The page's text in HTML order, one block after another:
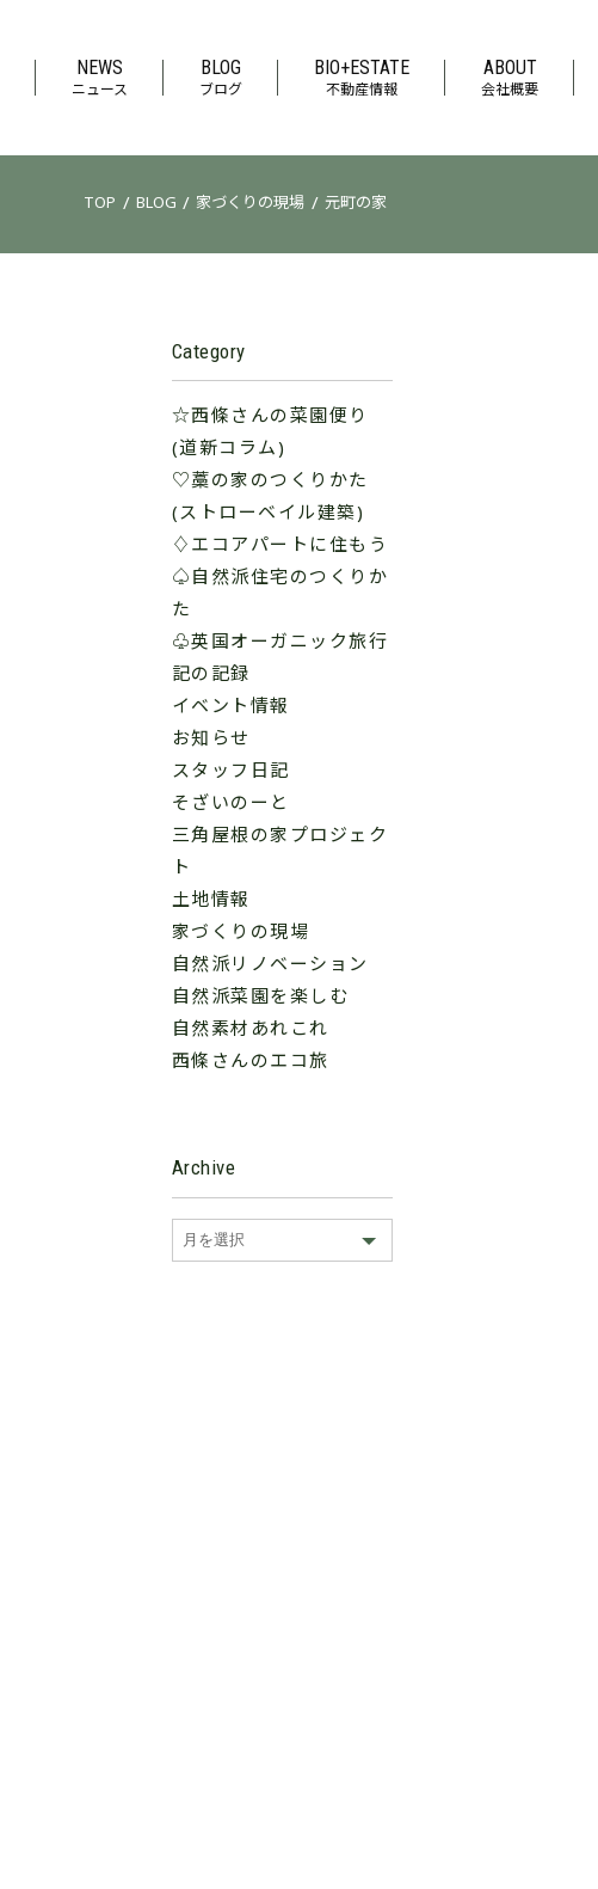
NEWS
ニュース
BLOG
ブログ
BIO+ESTATE
不動産情報
ABOUT
会社概要
TOP /BLOG / 家づくりの現場 /元町の家
Category
☆西條さんの菜園便り
(道新コラム)
♡藁の家のつくりかた
(ストローベイル建築)
♢エコアパートに住もう
♤自然派住宅のつくりか
た
♧英国オーガニック旅行
記の記録
イベント情報
お知らせ
スタッフ日記
そざいのーと
三角屋根の家プロジェク
ト
土地情報
家づくりの現場
自然派リノベーション
自然派菜園を楽しむ
自然素材あれこれ
西條さんのエコ旅
Archive